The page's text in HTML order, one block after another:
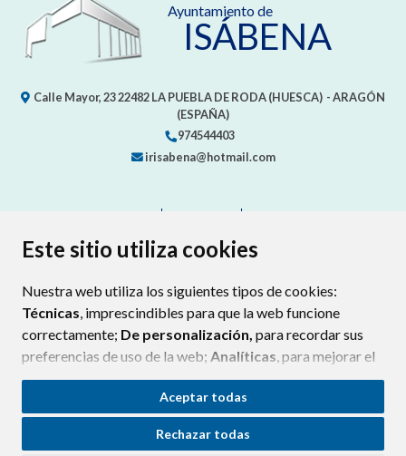
Este sitio utiliza cookies
Nuestra web utiliza los siguientes tipos de cookies:
Técnicas, imprescindibles para que la web funcione
correctamente; De personalización, para recordar sus
preferencias de uso de la web; Analíticas, para mejorar el
funcionamiento de la web y sus servicios.
Si acepta pulsando el botón“Aceptar todas”
consideramos que acepta su uso. Si pulsa el botón
Aceptar todas
Rechazar todas
Ayuntamiento de
ISÁBENA
Calle Mayor, 2322482LA PUEBLA DE RODA (HUESCA) - ARAGÓN
(ESPAÑA)
974544403
irisabena@hotmail.com
PROTECCIÓN DE DATOS
POLÍTICA DE COOKIES